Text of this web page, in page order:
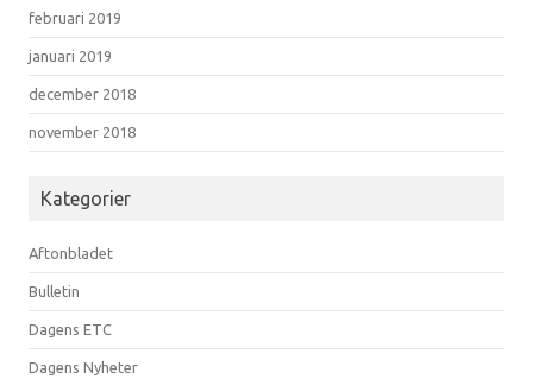
februari 2019
januari 2019
december 2018
november 2018
Kategorier
Aftonbladet
Bulletin
Dagens ETC
Dagens Nyheter